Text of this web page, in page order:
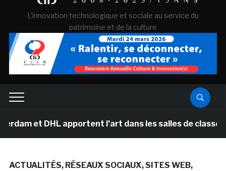
L'innovation technologique et sociale au service du
patrimoine et de la culture
et DHL apportent l’art dans les salles de classe des
ACTUALITÉS RÉSEAUX SOCIAUX SITES WEB